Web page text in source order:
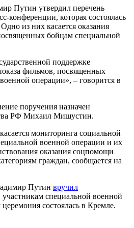
Путин утвердил перечень
конференции, которая состоялась
из них касается оказания
бойцам специальной
поддержке
фильмов, посвященных
операции», – говорится в
поручения назначен
РФ Михаил Мишустин.
мониторинга социальной
военной операции и их
оказания соцпомощи
граждан, сообщается на
Путин вручил
участникам специальной военной
состоялась в Кремле.